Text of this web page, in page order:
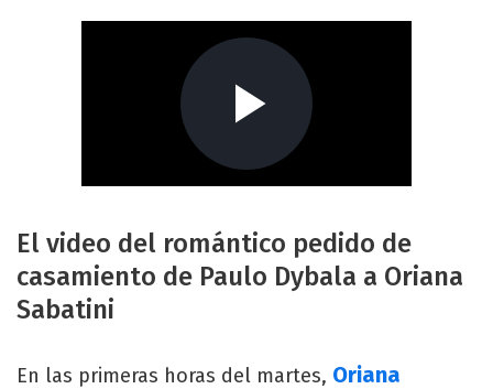
El video del romántico pedido de
casamiento de Paulo Dybala a Oriana
Sabatini
En las primeras horas del martes, Oriana